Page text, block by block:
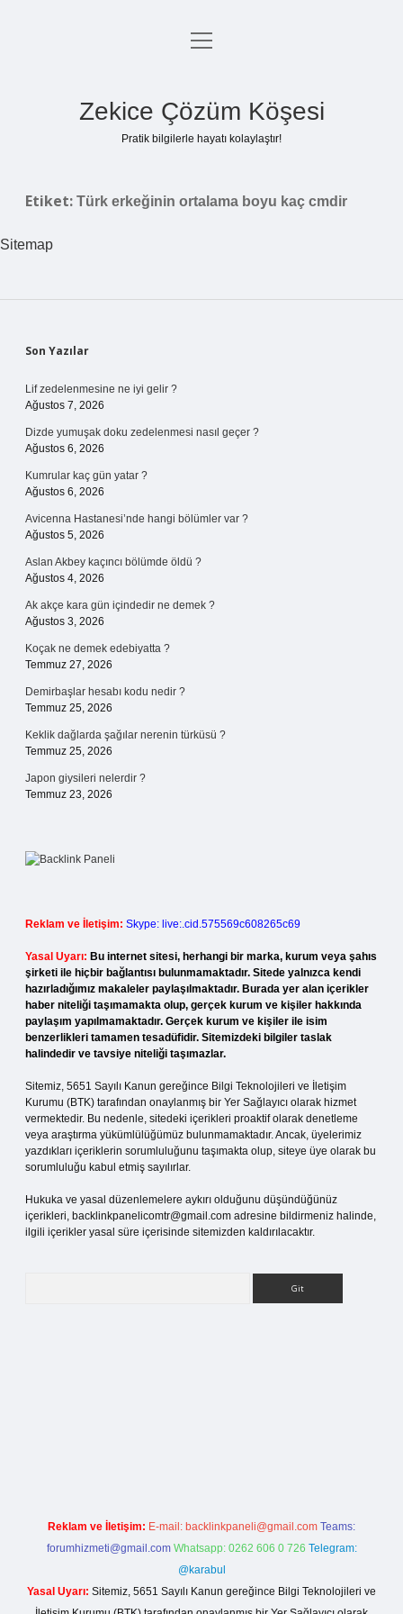
Anasayfa
Yasal Uyarı
menüyü
Zekice Çözüm Köşesi
Pratik bilgilerle hayatı kolaylaştır!
Etiket: Türk erkeğinin ortalama boyu kaç cmdir
Sitemap
Sidebar
Son Yazılar
Lif zedelenmesine ne iyi gelir ?
Ağustos 7, 2026
Dizde yumuşak doku zedelenmesi nasıl geçer ?
Ağustos 6, 2026
Kumrular kaç gün yatar ?
Ağustos 6, 2026
Avicenna Hastanesi’nde hangi bölümler var ?
Ağustos 5, 2026
Aslan Akbey kaçıncı bölümde öldü ?
Ağustos 4, 2026
Ak akçe kara gün içindedir ne demek ?
Ağustos 3, 2026
Koçak ne demek edebiyatta ?
Temmuz 27, 2026
Demirbaşlar hesabı kodu nedir ?
Temmuz 25, 2026
Keklik dağlarda şağılar nerenin türküsü ?
Temmuz 25, 2026
Japon giysileri nelerdir ?
Temmuz 23, 2026
Reklam ve İletişim: Skype: live:.cid.575569c608265c69
Yasal Uyarı: Bu internet sitesi, herhangi bir marka, kurum veya şahıs
şirketi ile hiçbir bağlantısı bulunmamaktadır. Sitede yalnızca kendi
hazırladığımız makaleler paylaşılmaktadır. Burada yer alan içerikler
haber niteliği taşımamakta olup, gerçek kurum ve kişiler hakkında
paylaşım yapılmamaktadır. Gerçek kurum ve kişiler ile isim
benzerlikleri tamamen tesadüfidir. Sitemizdeki bilgiler taslak
halindedir ve tavsiye niteliği taşımazlar.
Sitemiz, 5651 Sayılı Kanun gereğince Bilgi Teknolojileri ve İletişim
Kurumu (BTK) tarafından onaylanmış bir Yer Sağlayıcı olarak hizmet
vermektedir. Bu nedenle, sitedeki içerikleri proaktif olarak denetleme
veya araştırma yükümlülüğümüz bulunmamaktadır. Ancak, üyelerimiz
yazdıkları içeriklerin sorumluluğunu taşımakta olup, siteye üye olarak bu
sorumluluğu kabul etmiş sayılırlar.
Hukuka ve yasal düzenlemelere aykırı olduğunu düşündüğünüz
içerikleri, backlinkpanelicomtr@gmail.com adresine bildirmeniz halinde,
ilgili içerikler yasal süre içerisinde sitemizden kaldırılacaktır.
Reklam ve İletişim: E-mail: backlinkpaneli@gmail.com Teams:
forumhizmeti@gmail.com Whatsapp: 0262 606 0 726 Telegram:
@karabul
Yasal Uyarı: Sitemiz, 5651 Sayılı Kanun gereğince Bilgi Teknolojileri ve